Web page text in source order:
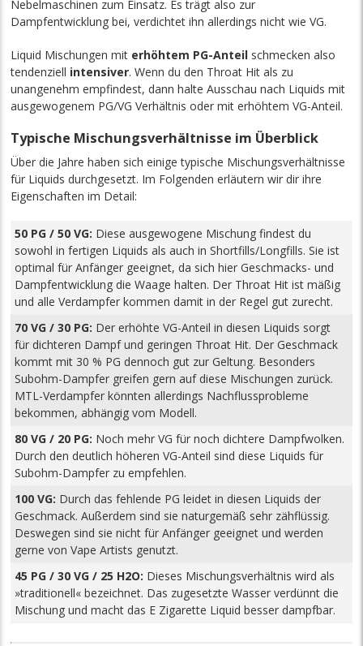
Nebelmaschinen zum Einsatz. Es trägt also zur
Dampfentwicklung bei, verdichtet ihn allerdings nicht wie VG.
Liquid Mischungen mit erhöhtem PG-Anteil schmecken also
tendenziell intensiver. Wenn du den Throat Hit als zu
unangenehm empfindest, dann halte Ausschau nach Liquids mit
ausgewogenem PG/VG Verhältnis oder mit erhöhtem VG-Anteil.
Typische Mischungsverhältnisse im Überblick
Über die Jahre haben sich einige typische Mischungsverhältnisse
für Liquids durchgesetzt. Im Folgenden erläutern wir dir ihre
Eigenschaften im Detail:
50 PG / 50 VG: Diese ausgewogene Mischung findest du
sowohl in fertigen Liquids als auch in Shortfills/Longfills. Sie ist
optimal für Anfänger geeignet, da sich hier Geschmacks- und
Dampfentwicklung die Waage halten. Der Throat Hit ist mäßig
und alle Verdampfer kommen damit in der Regel gut zurecht.
70 VG / 30 PG: Der erhöhte VG-Anteil in diesen Liquids sorgt
für dichteren Dampf und geringen Throat Hit. Der Geschmack
kommt mit 30 % PG dennoch gut zur Geltung. Besonders
Subohm-Dampfer greifen gern auf diese Mischungen zurück.
MTL-Verdampfer könnten allerdings Nachflussprobleme
bekommen, abhängig vom Modell.
80 VG / 20 PG: Noch mehr VG für noch dichtere Dampfwolken.
Durch den deutlich höheren VG-Anteil sind diese Liquids für
Subohm-Dampfer zu empfehlen.
100 VG: Durch das fehlende PG leidet in diesen Liquids der
Geschmack. Außerdem sind sie naturgemäß sehr zähflüssig.
Deswegen sind sie nicht für Anfänger geeignet und werden
gerne von Vape Artists genutzt.
45 PG / 30 VG / 25 H2O: Dieses Mischungsverhältnis wird als
»traditionell« bezeichnet. Das zugesetzte Wasser verdünnt die
Mischung und macht das E Zigarette Liquid besser dampfbar.